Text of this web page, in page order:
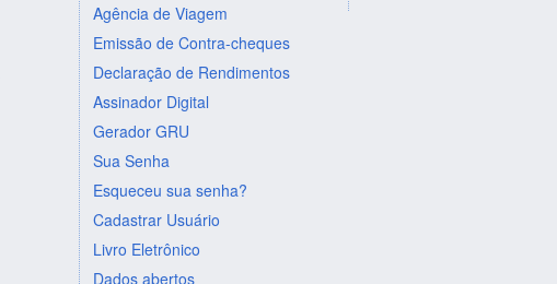
Agência de Viagem
Emissão de Contra-cheques
Declaração de Rendimentos
Assinador Digital
Gerador GRU
Sua Senha
Esqueceu sua senha?
Cadastrar Usuário
Livro Eletrônico
Dados abertos